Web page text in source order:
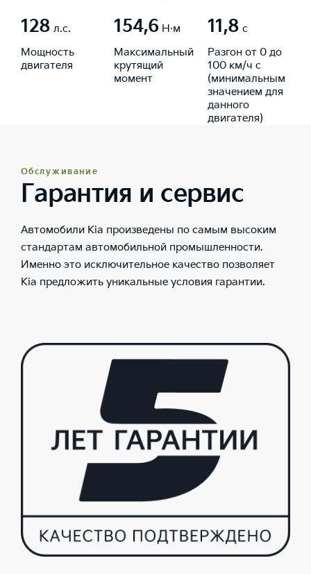
128 л.с.
Мощность
двигателя
154,6Н·м
Максимальный
крутящий
момент
11,8 с
Разгон от 0 до
100 км/ч с
(минимальным
значением для
данного
двигателя)
Обслуживание
Гарантия и сервис
Автомобили Kia произведены по самым высоким
стандартам автомобильной промышленности.
Именно это исключительное качество позволяет
Kia предложить уникальные условия гарантии.